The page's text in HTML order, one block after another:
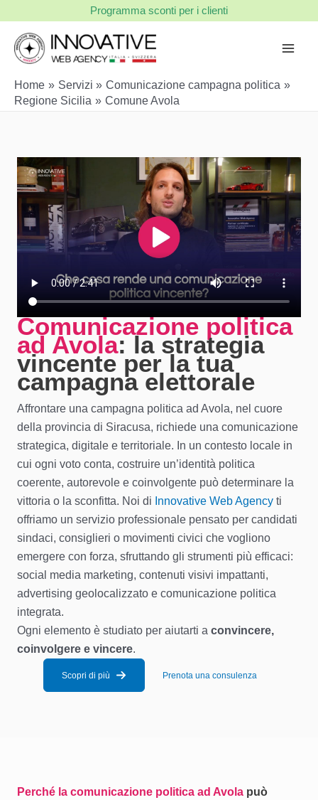
contenuto
Programma sconti per i clienti
Home Servizi
Comunicazione campagna politica
Regione Sicilia
Comune Avola
Comunicazione politica
ad Avola: la strategia
vincente per la tua
campagna elettorale
Affrontare una campagna politica ad Avola, nel cuore
della provincia di Siracusa, richiede una comunicazione
strategica, digitale e territoriale. In un contesto locale in
cui ogni voto conta, costruire un’identità politica
coerente, autorevole e coinvolgente può determinare la
vittoria o la sconfitta. Noi di Innovative Web Agency ti
offriamo un servizio professionale pensato per candidati
sindaci, consiglieri o movimenti civici che vogliono
emergere con forza, sfruttando gli strumenti più efficaci:
social media marketing, contenuti visivi impattanti,
advertising geolocalizzato e comunicazione politica
integrata.
Ogni elemento è studiato per aiutarti a convincere,
coinvolgere e vincere.
Scopri di più Prenota una consulenza
Perché la comunicazione politica ad Avola può